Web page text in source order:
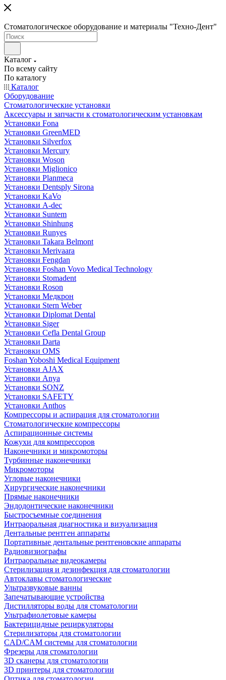
Стоматологическое оборудование и материалы "Техно-Дент"
Каталог
По всему сайту
По каталогу
Каталог
Оборудование
Стоматологические установки
Аксессуары и запчасти к стоматологическим установкам
Установки Fona
Установки GreenMED
Установки Silverfox
Установки Mercury
Установки Woson
Установки Miglionico
Установки Planmeca
Установки Dentsply Sirona
Установки KaVo
Установки A-dec
Установки Suntem
Установки Shinhung
Установки Runyes
Установки Takara Belmont
Установки Merivaara
Установки Fengdan
Установки Foshan Vovo Medical Technology
Установки Stomadent
Установки Roson
Установки Медкрон
Установки Stern Weber
Установки Diplomat Dental
Установки Siger
Установки Cefla Dental Group
Установки Darta
Установки OMS
Foshan Yoboshi Medical Equipment
Установки AJAX
Установки Anya
Установки SONZ
Установки SAFETY
Установки Anthos
Компрессоры и аспирация для стоматологии
Стоматологические компрессоры
Аспирационные системы
Кожухи для компрессоров
Наконечники и микромоторы
Турбинные наконечники
Микромоторы
Угловые наконечники
Хирургические наконечники
Прямые наконечники
Эндодонтические наконечники
Быстросъемные соединения
Интраоральная диагностика и визуализация
Дентальные рентген аппараты
Портативные дентальные рентгеновские аппараты
Радиовизиографы
Интраоральные видеокамеры
Стерилизация и дезинфекция для стоматологии
Автоклавы стоматологические
Ультразвуковые ванны
Запечатывающие устройства
Дистилляторы воды для стоматологии
Ультрафиолетовые камеры
Бактерицидные рециркуляторы
Стерилизаторы для стоматологии
CAD/CAM системы для стоматологии
Фрезеры для стоматологии
3D cканеры для стоматологии
3D принтеры для стоматологии